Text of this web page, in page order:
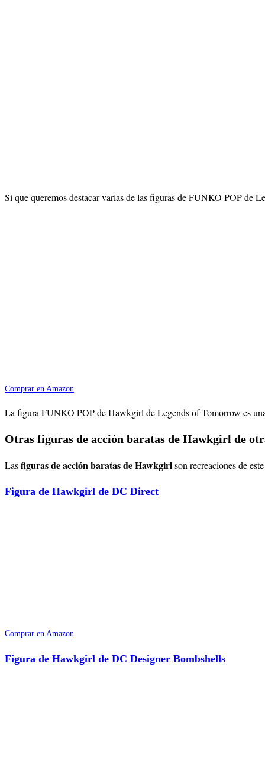
Si que queremos destacar varias de las figuras de FUNKO POP de
Comprar en Amazon
La figura FUNKO POP de Hawkgirl de Legends of Tomorrow es
Otras figuras de acción baratas de Hawkgirl de
Lasfiguras de acción baratas de Hawkgirlson recreaciones de
Figura de Hawkgirl de DC Direct
Comprar en Amazon
Figura de Hawkgirl de DC Designer Bombshells